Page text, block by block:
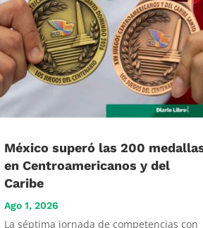
México superó las 200
en Centroamericanos y del
Caribe
Ago 1, 2026
La séptima jornada de competencias con